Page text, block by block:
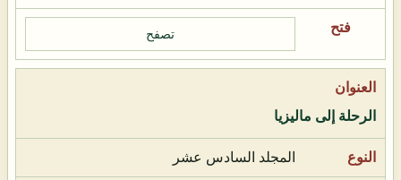
تصفح
الرحلة إلى ماليزيا
المجلد السادس عشر